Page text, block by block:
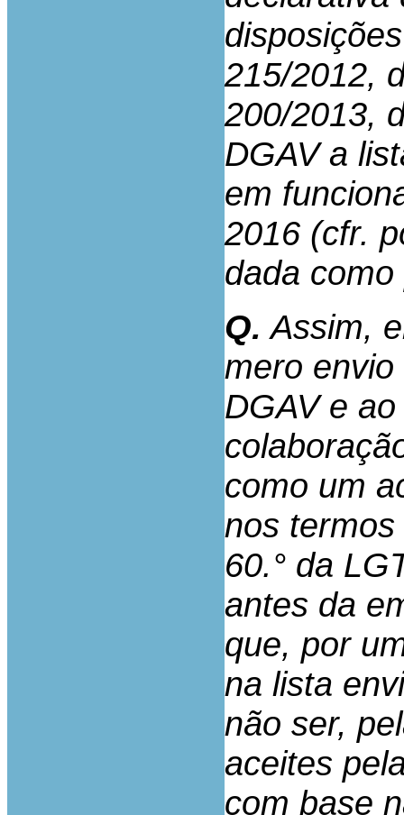
215/2012,
200/2013,
DGAV a
em
2016 (cfr.
dada
Q. Assim,
mero
DGAV e
como um
nos
60.° da
antes da
que, por
na lista
não ser,
aceites
com base